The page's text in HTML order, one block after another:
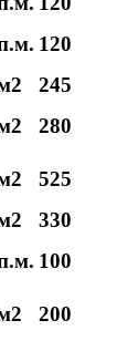
120
245
280
525
330
100
200